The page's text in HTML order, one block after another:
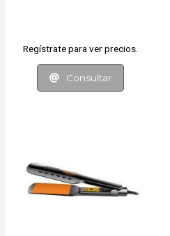
Regístrate para ver precios.
Consultar